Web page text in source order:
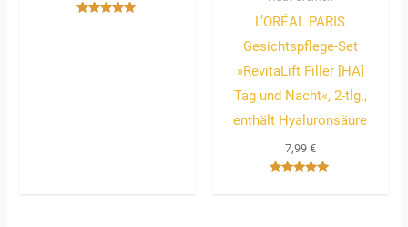
L’ORÉAL PARIS
Gesichtspflege-Set
»RevitaLift Filler [HA]
Tag und Nacht«, 2-tlg.,
enthält Hyaluronsäure
7,99 €